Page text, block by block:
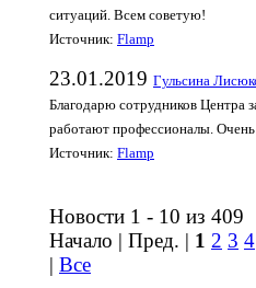
ситуаций. Всем советую!
Источник: Flamp
23.01.2019 Гульсина
Благодарю сотрудников Центра
работают профессионалы.
Источник: Flamp
Новости 1 - 10 из 409
Начало | Пред. | 1 2 3 4
| Все